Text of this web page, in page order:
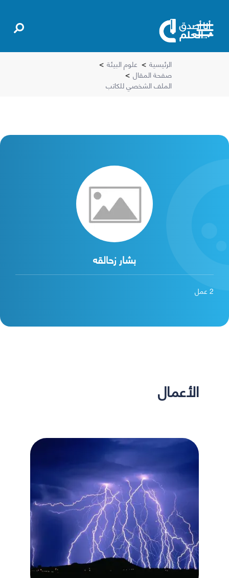
الرئيسية > علوم البيئة >
صفحة المقال >
الملف الشخصي للكاتب
بشار زحالقه
2عمل
الأعمال